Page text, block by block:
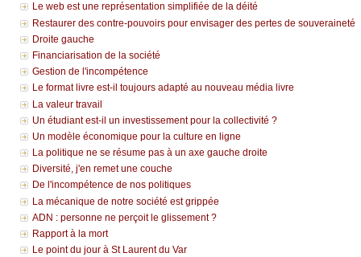
Le web est une représentation simplifiée de la déité
Restaurer des contre-pouvoirs pour envisager des pertes de souveraineté
Droite gauche
Financiarisation de la société
Gestion de l'incompétence
Le format livre est-il toujours adapté au nouveau média livre
La valeur travail
Un étudiant est-il un investissement pour la collectivité ?
Un modèle économique pour la culture en ligne
La politique ne se résume pas à un axe gauche droite
Diversité, j'en remet une couche
De l'incompétence de nos politiques
La mécanique de notre société est grippée
ADN : personne ne perçoit le glissement ?
Rapport à la mort
Le point du jour à St Laurent du Var